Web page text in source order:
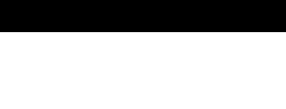
Inhalt